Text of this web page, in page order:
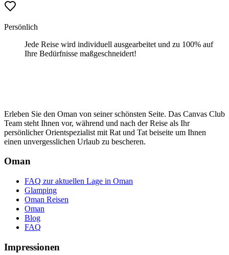
Persönlich
Jede Reise wird individuell ausgearbeitet und zu 100% auf
Ihre Bedürfnisse maßgeschneidert!
Erleben Sie den Oman von seiner schönsten Seite. Das Canvas Club
Team steht Ihnen vor, während und nach der Reise als Ihr
persönlicher Orientspezialist mit Rat und Tat beiseite um Ihnen
einen unvergesslichen Urlaub zu bescheren.
Oman
FAQ zur aktuellen Lage in Oman
Glamping
Oman Reisen
Oman
Blog
FAQ
Impressionen